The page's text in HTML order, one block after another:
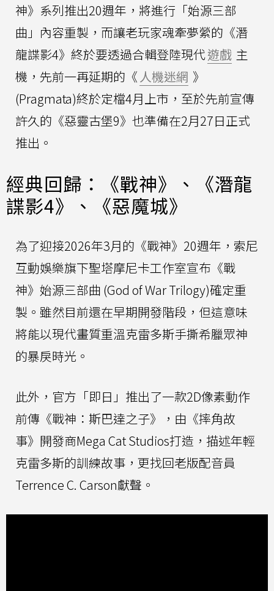
神》系列推出20週年，將進行「始源三部
曲」內容重製，而讓老玩家魂牽夢縈的《潛
龍諜影4》終於要透過合輯登陸現代遊戲 主
機，先前一再延期的《 人機迷網 》
(Pragmata)終於定檔4月上市，至於先前宣傳
許久的《惡靈古堡9》也準備在2月27日正式
推出。
經典回歸：《戰神》、《潛龍
諜影4》、《惡魔城》
為了迎接2026年3月的《戰神》20週年，索尼
互動娛樂旗下聖塔摩尼卡工作室宣布《戰
神》始源三部曲 (God of War Trilogy)確定重
製。雖然目前還在早期開發階段，但這意味
將能以現代畫質重溫克雷多斯手撕希臘眾神
的暴戾時光。
此外，官方「即日」推出了一款2D像素動作
前傳《戰神：斯巴達之子》，由《摔角故
事》開發商Mega Cat Studios打造，描述年輕
克雷多斯的訓練故事，更找回老版配音員
Terrence C. Carson獻聲。